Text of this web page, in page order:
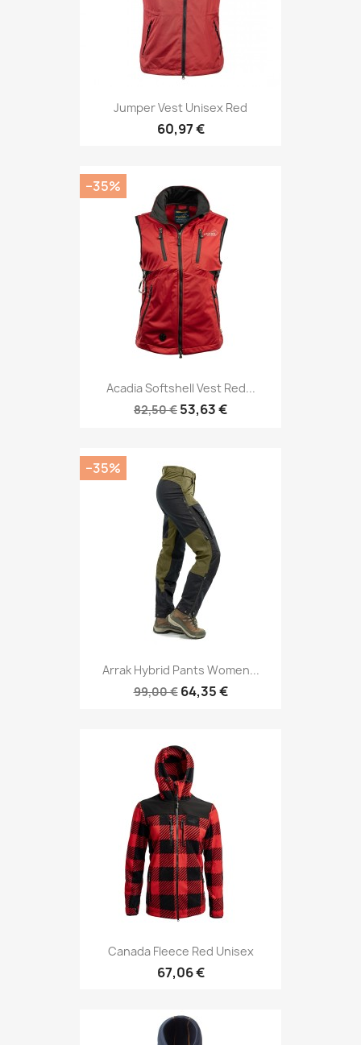
Jumper Vest Unisex Red
60,97 €
Acadia Softshell Vest Red...
82,50 € 53,63 €
−35%
Arrak Hybrid Pants Women...
99,00 € 64,35 €
−35%
Canada Fleece Red Unisex
67,06 €